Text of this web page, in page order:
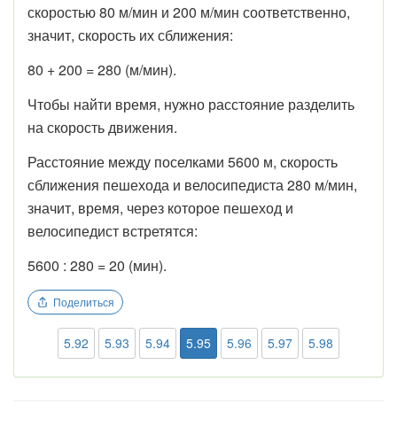
скоростью 80 м/мин и 200 м/мин соответственно,
значит, скорость их сближения:
80 + 200 = 280 (м/мин).
Чтобы найти время, нужно расстояние разделить
на скорость движения.
Расстояние между поселками 5600 м, скорость
сближения пешехода и велосипедиста 280 м/мин,
значит, время, через которое пешеход и
велосипедист встретятся:
5600 : 280 = 20 (мин).
Поделиться
5.92 5.93 5.94 5.95 5.96 5.97 5.98